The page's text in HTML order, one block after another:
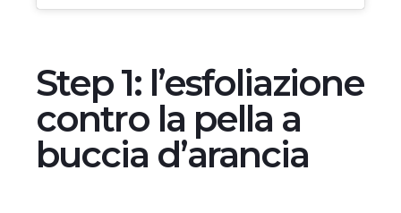
Step 1: l’esfoliazione
contro la pella a
buccia d’arancia